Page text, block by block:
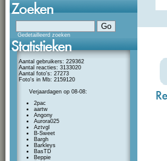
Gedetailleerd zoeken
Aantal gebruikers: 229362
Aantal reacties: 3133020
Aantal foto's: 27273
Foto's in Mb: 2159120
Verjaardagen op 08-08:
2pac
aartw
Angony
Aurora025
Aztvgl
B-Sweet
Bargh
Barkleys
BasTD
Beppie